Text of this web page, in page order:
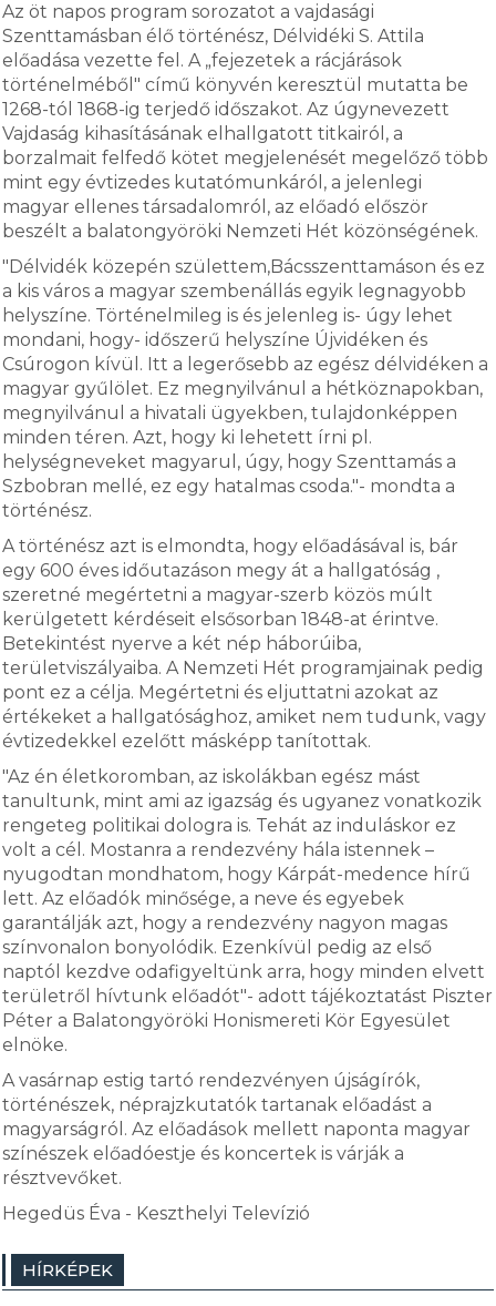
Az öt napos program sorozatot a vajdasági
Szenttamásban élő történész, Délvidéki S. Attila
előadása vezette fel. A „fejezetek a rácjárások
történelméből" című könyvén keresztül mutatta be
1268-tól 1868-ig terjedő időszakot. Az úgynevezett
Vajdaság kihasításának elhallgatott titkairól, a
borzalmait felfedő kötet megjelenését megelőző több
mint egy évtizedes kutatómunkáról, a jelenlegi
magyar ellenes társadalomról, az előadó először
beszélt a balatongyöröki Nemzeti Hét közönségének.
"Délvidék közepén születtem,Bácsszenttamáson és ez
a kis város a magyar szembenállás egyik legnagyobb
helyszíne. Történelmileg is és jelenleg is- úgy lehet
mondani, hogy- időszerű helyszíne Újvidéken és
Csúrogon kívül. Itt a legerősebb az egész délvidéken a
magyar gyűlölet. Ez megnyilvánul a hétköznapokban,
megnyilvánul a hivatali ügyekben, tulajdonképpen
minden téren. Azt, hogy ki lehetett írni pl.
helységneveket magyarul, úgy, hogy Szenttamás a
Szbobran mellé, ez egy hatalmas csoda."- mondta a
történész.
A történész azt is elmondta, hogy előadásával is, bár
egy 600 éves időutazáson megy át a hallgatóság ,
szeretné megértetni a magyar-szerb közös múlt
kerülgetett kérdéseit elsősorban 1848-at érintve.
Betekintést nyerve a két nép háborúiba,
területviszályaiba. A Nemzeti Hét programjainak pedig
pont ez a célja. Megértetni és eljuttatni azokat az
értékeket a hallgatósághoz, amiket nem tudunk, vagy
évtizedekkel ezelőtt másképp tanítottak.
"Az én életkoromban, az iskolákban egész mást
tanultunk, mint ami az igazság és ugyanez vonatkozik
rengeteg politikai dologra is. Tehát az induláskor ez
volt a cél. Mostanra a rendezvény hála istennek –
nyugodtan mondhatom, hogy Kárpát-medence hírű
lett. Az előadók minősége, a neve és egyebek
garantálják azt, hogy a rendezvény nagyon magas
színvonalon bonyolódik. Ezenkívül pedig az első
naptól kezdve odafigyeltünk arra, hogy minden elvett
területről hívtunk előadót"- adott tájékoztatást Piszter
Péter a Balatongyöröki Honismereti Kör Egyesület
elnöke.
A vasárnap estig tartó rendezvényen újságírók,
történészek, néprajzkutatók tartanak előadást a
magyarságról. Az előadások mellett naponta magyar
színészek előadóestje és koncertek is várják a
résztvevőket.
Hegedüs Éva - Keszthelyi Televízió
HÍRKÉPEK